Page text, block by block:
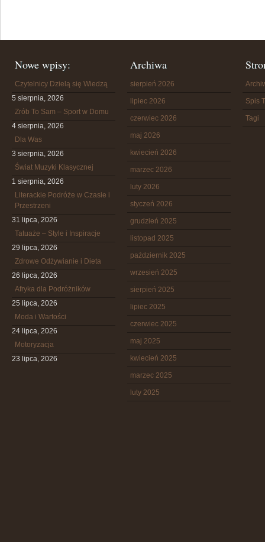
Nowe wpisy:
Czytelnicy Dzielą się Wiedzą
5 sierpnia, 2026
Zrób To Sam – Sport w Domu
4 sierpnia, 2026
Dla Was
3 sierpnia, 2026
Świat Muzyki Klasycznej
1 sierpnia, 2026
Literackie Podróże w Czasie i
Przestrzeni
31 lipca, 2026
Tatuaże – Style i Inspiracje
29 lipca, 2026
Zdrowe Odżywianie i Dieta
26 lipca, 2026
Afryka dla Podróżników
25 lipca, 2026
Moda i Wartości
24 lipca, 2026
Motoryzacja
23 lipca, 2026
Archiwa
sierpień 2026
lipiec 2026
czerwiec 2026
maj 2026
kwiecień 2026
marzec 2026
luty 2026
styczeń 2026
grudzień 2025
listopad 2025
październik 2025
wrzesień 2025
sierpień 2025
lipiec 2025
czerwiec 2025
maj 2025
kwiecień 2025
marzec 2025
luty 2025
Spis
Tagi